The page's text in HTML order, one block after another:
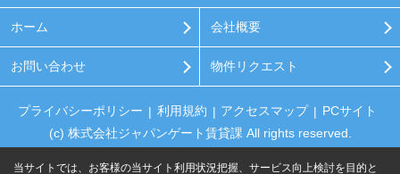
ホーム 会社概要
お問い合わせ 物件リクエスト
プライバシーポリシー 利用規約 アクセスマップ
PCサイト
(c) 株式会社ジャパンゲート賃貸課 All rights reserved.
当サイトでは、お客様の当サイト利用状況把握、サービス向上検討を目的と